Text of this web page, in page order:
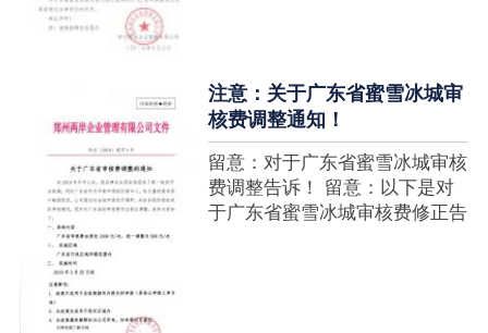
注意：关于广东省蜜雪冰城审
核费调整通知！
留意：对于广东省蜜雪冰城审核
费调整告诉！ 留意：以下是对
于广东省蜜雪冰城审核费修正告